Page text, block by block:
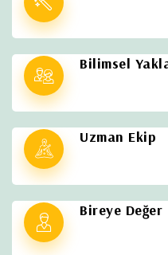
Bilimsel
Uzman Ekip
Bireye Değer